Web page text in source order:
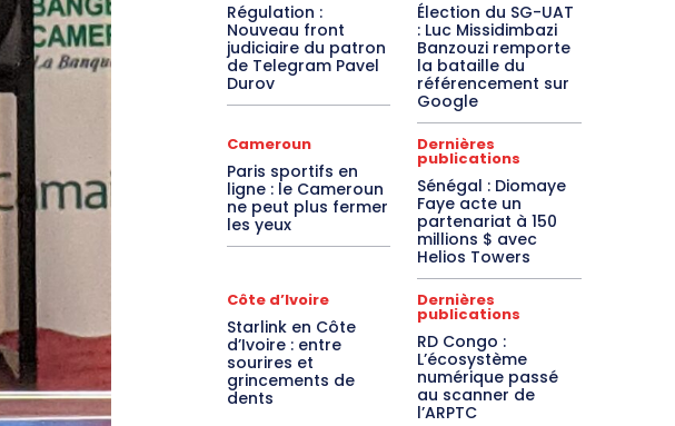
Régulation :
Nouveau front
judiciaire du patron
de Telegram Pavel
Durov
Élection du SG-UAT
: Luc Missidimbazi
Banzouzi remporte
la bataille du
référencement sur
Google
Cameroun
Paris sportifs en
ligne : le Cameroun
ne peut plus fermer
les yeux
Dernières
publications
Sénégal : Diomaye
Faye acte un
partenariat à 150
millions $ avec
Helios Towers
Côte d’Ivoire
Starlink en Côte
d’Ivoire : entre
sourires et
grincements de
dents
Dernières
publications
RD Congo :
L’écosystème
numérique passé
au scanner de
l’ARPTC